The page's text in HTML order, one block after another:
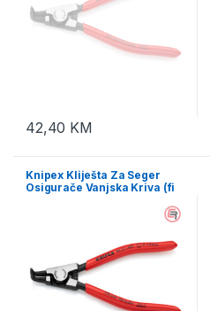
42,40 KM
Knipex Kliješta Za Seger
Osigurače Vanjska Kriva (fi